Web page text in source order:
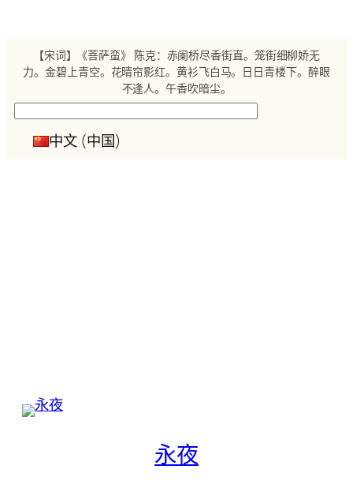
【宋词】《菩萨蛮》 陈克：赤阑桥尽香街直。笼街细柳娇无
力。金碧上青空。花晴帘影红。黄衫飞白马。日日青楼下。醉眼
不逢人。午香吹暗尘。
中文 (中国)
永夜